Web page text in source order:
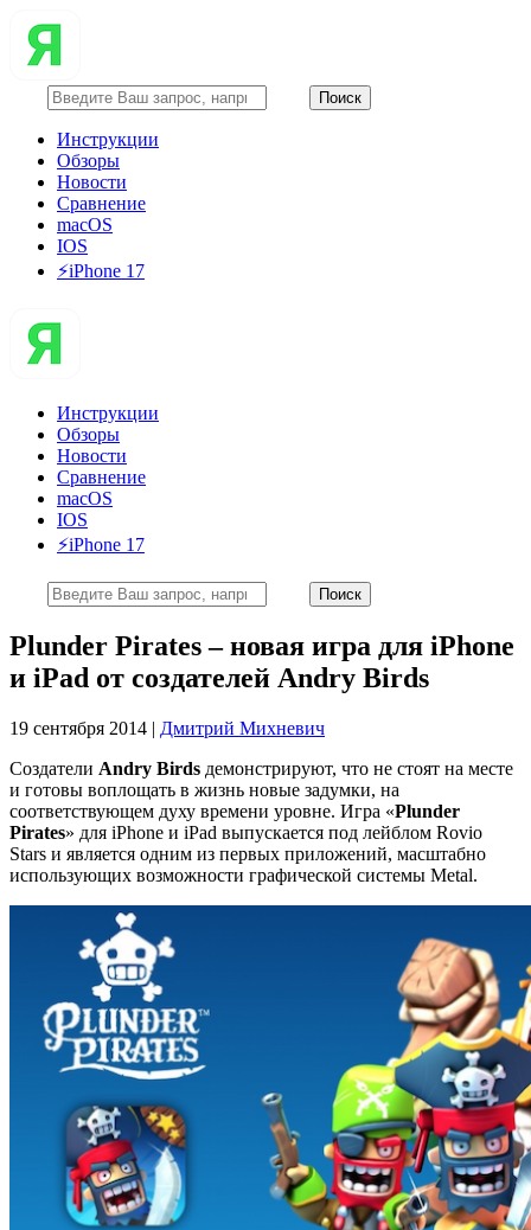
Инструкции
Обзоры
Новости
Сравнение
macOS
IOS
⚡️iPhone 17
Инструкции
Обзоры
Новости
Сравнение
macOS
IOS
⚡️iPhone 17
Plunder Pirates – новая игра для iPhone
и iPad от создателей Andry Birds
19 сентября 2014 | Дмитрий Михневич
Создатели Andry Birds демонстрируют, что не стоят на месте
и готовы воплощать в жизнь новые задумки, на
соответствующем духу времени уровне. Игра «Plunder
Pirates» для iPhone и iPad выпускается под лейблом Rovio
Stars и является одним из первых приложений, масштабно
использующих возможности графической системы Metal.